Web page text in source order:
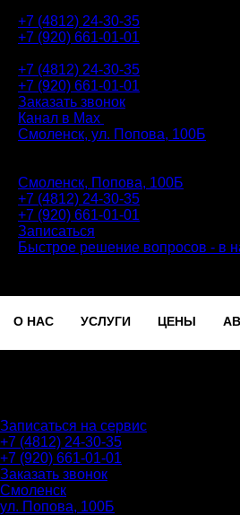
+7 (4812) 24-30-35
+7 (920) 661-01-01
+7 (4812) 24-30-35
+7 (920) 661-01-01
Заказать звонок
Канал в Max
Смоленск, ул. Попова, 100Б
Смоленск, Попова, 100Б
+7 (4812) 24-30-35
+7 (920) 661-01-01
Записаться
Быстрое решение вопросов - в
О НАС УСЛУГИ ЦЕНЫ
Записаться на сервис
+7 (4812) 24-30-35
+7 (920) 661-01-01
Заказать звонок
Смоленск
ул. Попова, 100Б